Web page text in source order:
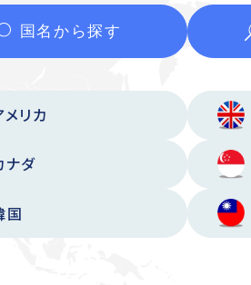
国名から探す
メリカ
ナダ
国